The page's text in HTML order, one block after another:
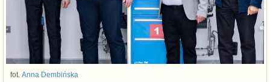
fot. Anna Dembińska